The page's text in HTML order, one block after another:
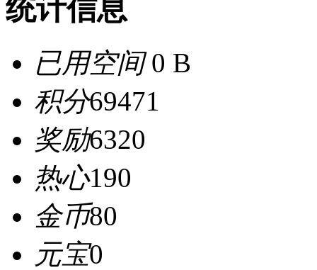
统计信息
已用空间0 B
积分69471
奖励6320
热心190
金币80
元宝0